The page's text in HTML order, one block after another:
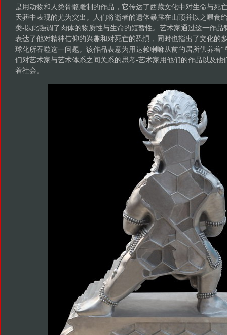
是用动物和人类骨骼雕制的作品，它传达了西藏文化中对生命与死
天葬中表现的尤为突出。人们将逝者的遗体暴露在山顶并以之喂食
类-以此强调了肉体的物质性与生命的短暂性。艺术家通过这一作品
表达了他对精神信仰的兴趣和对死亡的恐惧，同时也指出了文化的
球化所吞噬这一问题。该作品表意为用达赖喇嘛从前的居所供养着“
们对艺术家与艺术体系之间关系的思考-艺术家用他们的作品以及他
着社会。